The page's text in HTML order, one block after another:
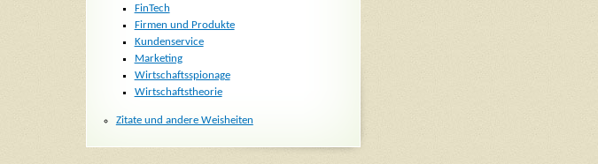
FinTech
Firmen und Produkte
Kundenservice
Marketing
Wirtschaftsspionage
Wirtschaftstheorie
Zitate und andere Weisheiten